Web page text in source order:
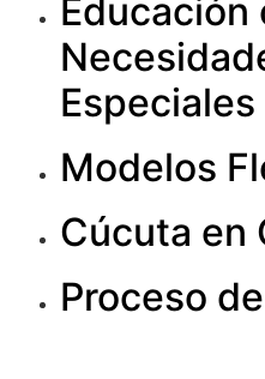
Educación
Especiales
Modelos
Cúcuta en
Proceso